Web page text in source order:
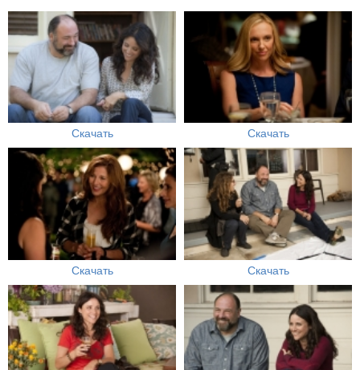
Скачать Скачать
Скачать Скачать